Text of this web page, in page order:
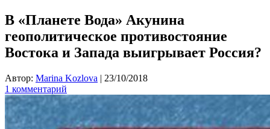
В «Планете Вода» Акунина
геополитическое противостояние
Востока и Запада выигрывает Россия?
Автор: Marina Kozlova | 23/10/2018
1 комментарий